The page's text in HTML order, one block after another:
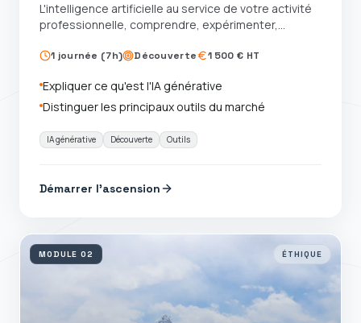
L'intelligence artificielle au service de votre activité
professionnelle, comprendre, expérimenter,
1 journée (7h) Découverte 1 500 € HT
Expliquer ce qu'est l'IA générative
Distinguer les principaux outils du marché
IA générative Découverte Outils
Démarrer l'ascension
MODULE 02 ÉTHIQUE